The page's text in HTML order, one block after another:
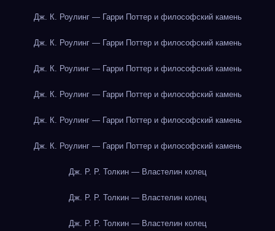
Дж. К. Роулинг — Гарри Поттер и философский камень
Дж. К. Роулинг — Гарри Поттер и философский камень
Дж. К. Роулинг — Гарри Поттер и философский камень
Дж. К. Роулинг — Гарри Поттер и философский камень
Дж. К. Роулинг — Гарри Поттер и философский камень
Дж. К. Роулинг — Гарри Поттер и философский камень
Дж. Р. Р. Толкин — Властелин колец
Дж. Р. Р. Толкин — Властелин колец
Дж. Р. Р. Толкин — Властелин колец